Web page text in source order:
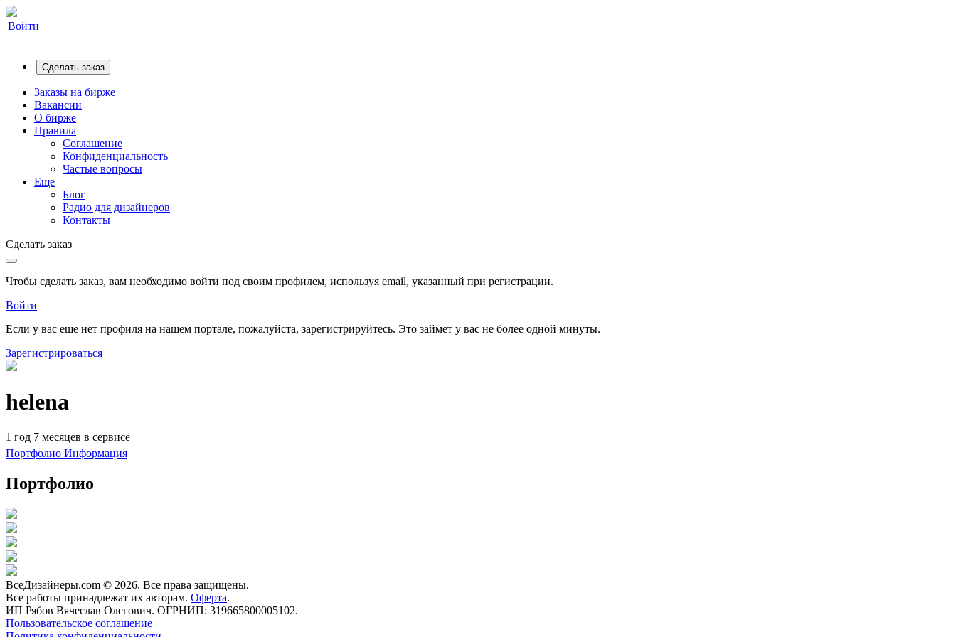
Войти
Сделать заказ
Заказы на бирже
Вакансии
О бирже
Правила
Соглашение
Конфиденциальность
Частые вопросы
Еще
Блог
Радио для дизайнеров
Контакты
Сделать заказ
Чтобы сделать заказ, вам необходимо войти под своим профилем, используя email, указанный при регистрации.
Войти
Если у вас еще нет профиля на нашем портале, пожалуйста, зарегистрируйтесь. Это займет у вас не более одной минуты.
Зарегистрироваться
helena
1 год 7 месяцев в сервисе
Портфолио Информация
Портфолио
ВсеДизайнеры.com © 2026. Все права защищены.
Все работы принадлежат их авторам. Оферта.
ИП Рябов Вячеслав Олегович. ОГРНИП: 319665800005102.
Пользовательское соглашение